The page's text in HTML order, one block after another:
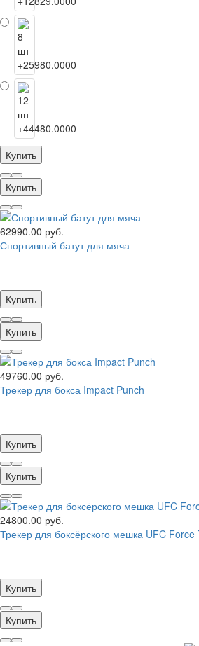
Купить
Купить
62990.00 руб.
Спортивный батут для мяча
Купить
Купить
49760.00 руб.
Трекер для бокса Impact Punch
Купить
Купить
24800.00 руб.
Трекер для боксёрского мешка UFC Force
Купить
Купить